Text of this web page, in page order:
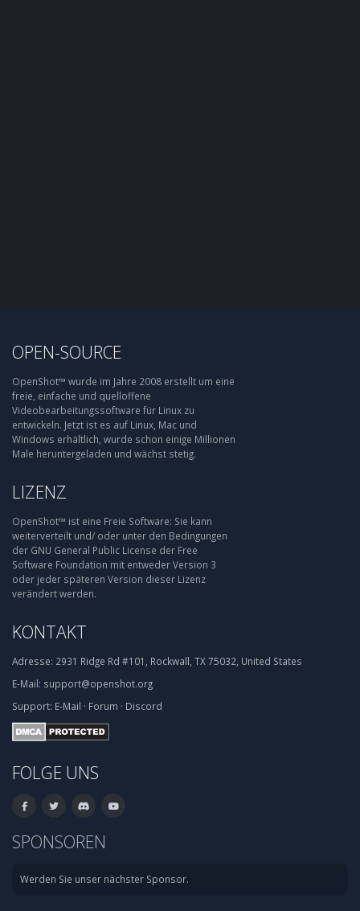
OPEN-SOURCE
OpenShot™ wurde im Jahre 2008 erstellt um eine
freie, einfache und quelloffene
Videobearbeitungssoftware für Linux zu
entwickeln. Jetzt ist es auf Linux, Mac und
Windows erhältlich, wurde schon einige Millionen
Male heruntergeladen und wächst stetig.
LIZENZ
OpenShot™ ist eine Freie Software: Sie kann
weiterverteilt und/ oder unter den Bedingungen
der GNU General Public License der Free
Software Foundation mit entweder Version 3
oder jeder späteren Version dieser Lizenz
verändert werden.
KONTAKT
Adresse: 2931 Ridge Rd #101, Rockwall, TX 75032, United States
E-Mail: support@openshot.org
Support: E-Mail · Forum · Discord
FOLGE UNS
SPONSOREN
Werden Sie unser nächster Sponsor.